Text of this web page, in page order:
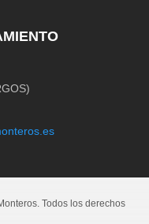
Todos los derechos